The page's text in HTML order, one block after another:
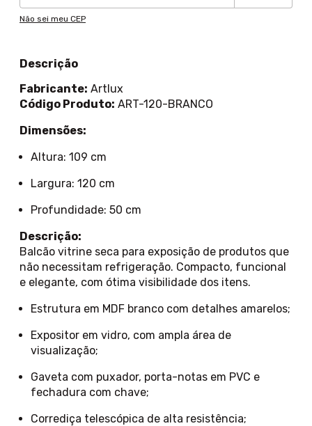
Não sei meu CEP
Descrição
Fabricante: Artlux
Código Produto: ART-120-BRANCO
Dimensões:
Altura: 109 cm
Largura: 120 cm
Profundidade: 50 cm
Descrição:
Balcão vitrine seca para exposição de produtos que
não necessitam refrigeração. Compacto, funcional
e elegante, com ótima visibilidade dos itens.
Estrutura em MDF branco com detalhes amarelos;
Expositor em vidro, com ampla área de
visualização;
Gaveta com puxador, porta-notas em PVC e
fechadura com chave;
Corrediça telescópica de alta resistência;